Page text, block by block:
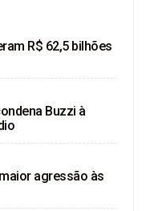
R$ 62,5 bilhões
Buzzi à
agressão às